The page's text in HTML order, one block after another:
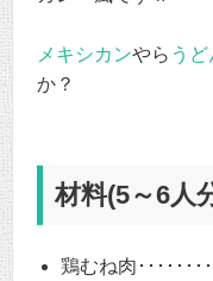
メキシカンやら うど
か？
材料(5～6人
鶏むね肉･･････